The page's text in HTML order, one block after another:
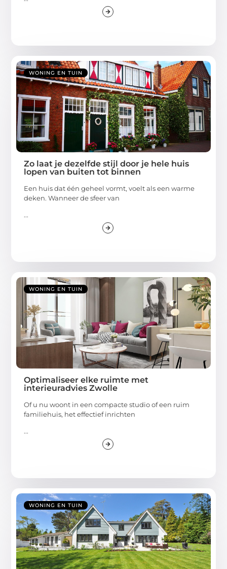
WONING EN TUIN
Zo laat je dezelfde stijl door je hele huis
lopen van buiten tot binnen
Een huis dat één geheel vormt, voelt als een warme
deken. Wanneer de sfeer van
...
WONING EN TUIN
Optimaliseer elke ruimte met
interieuradvies Zwolle
Of u nu woont in een compacte studio of een ruim
familiehuis, het effectief inrichten
...
WONING EN TUIN